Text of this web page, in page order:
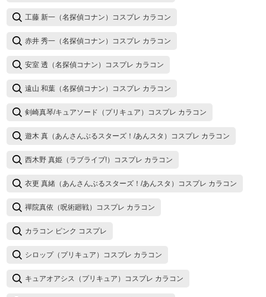
工藤 新一（名探偵コナン）コスプレ カラコン
赤井 秀一（名探偵コナン）コスプレ カラコン
安室 透（名探偵コナン）コスプレ カラコン
遠山 和葉（名探偵コナン）コスプレ カラコン
剣崎真琴/キュアソード（プリキュア）コスプレ カラコン
遊木 真（あんさんぶるスターズ！/あんスタ）コスプレ カラコン
西木野 真姫（ラブライブ!）コスプレ カラコン
衣更 真緒（あんさんぶるスターズ！/あんスタ）コスプレ カラコン
禪院真依（呪術廻戦）コスプレ カラコン
カラコン ピンク コスプレ
シロップ（プリキュア）コスプレ カラコン
キュアオアシス（プリキュア）コスプレ カラコン